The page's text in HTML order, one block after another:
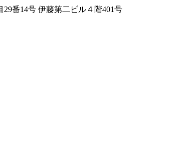
番14号 伊藤第二ビル４階401号